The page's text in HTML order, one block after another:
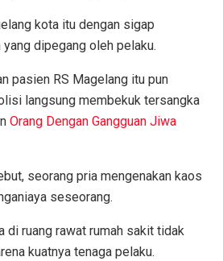
kota itu dengan sigap
dipegang oleh pelaku.
pasien RS Magelang itu pun
langsung membekuk tersangka
Orang Dengan Gangguan Jiwa
seorang pria mengenakan kaos
seseorang.
di ruang rawat rumah sakit tidak
kuatnya tenaga pelaku.